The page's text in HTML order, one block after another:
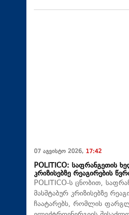
07 აგვისტო 2026, 17:42
POLITICO: საფრანგეთის
კრიზისებზე რეაგირების
POLITICO-ს ცნობით,
მასშტაბურ კრიზისებზე
ჩაატარებს, რომლის